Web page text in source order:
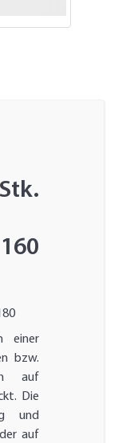
einer
bzw.
auf
Die
und
auf